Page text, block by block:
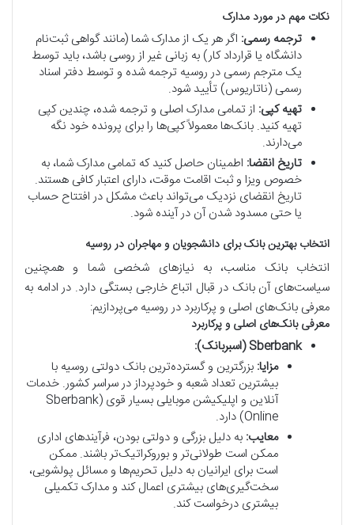
نکات مهم در مورد مدارک
ترجمه رسمی: اگر هر یک از مدارک شما (مانند گواهی ثبت‌نام
دانشگاه یا قرارداد کار) به زبانی غیر از روسی باشد، باید توسط
یک مترجم رسمی در روسیه ترجمه شده و توسط دفتر اسناد
رسمی (ناتاریوس) تأیید شود.
تهیه کپی: از تمامی مدارک اصلی و ترجمه شده، چندین کپی
تهیه کنید. بانک‌ها معمولاً کپی‌ها را برای پرونده خود نگه
می‌دارند.
تاریخ انقضا: اطمینان حاصل کنید که تمامی مدارک شما، به
خصوص ویزا و ثبت اقامت موقت، دارای اعتبار کافی هستند.
تاریخ انقضای نزدیک می‌تواند باعث مشکل در افتتاح حساب
یا حتی مسدود شدن آن در آینده شود.
انتخاب بهترین بانک برای دانشجویان و مهاجران در روسیه
انتخاب بانک مناسب، به نیازهای شخصی شما و همچنین
سیاست‌های آن بانک در قبال اتباع خارجی بستگی دارد. در ادامه به
معرفی بانک‌های اصلی و پرکاربرد در روسیه می‌پردازیم:
معرفی بانک‌های اصلی و پرکاربرد
Sberbank (اسبربانک):
مزایا: بزرگترین و گسترده‌ترین بانک دولتی روسیه با
بیشترین تعداد شعبه و خودپرداز در سراسر کشور. خدمات
آنلاین و اپلیکیشن موبایلی بسیار قوی (Sberbank
Online) دارد.
معایب: به دلیل بزرگی و دولتی بودن، فرآیندهای اداری
ممکن است طولانی‌تر و بوروکراتیک‌تر باشند. ممکن
است برای ایرانیان به دلیل تحریم‌ها و مسائل پولشویی،
سخت‌گیری‌های بیشتری اعمال کند و مدارک تکمیلی
بیشتری درخواست کند.